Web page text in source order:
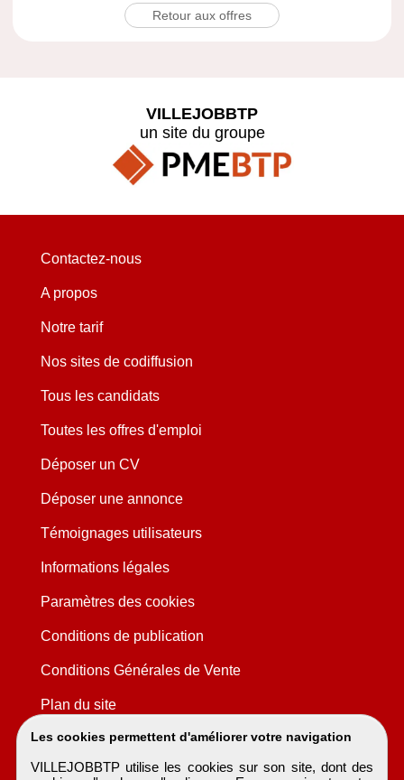
Retour aux offres
Les cookies permettent d'améliorer votre navigation
VILLEJOBBTP utilise les cookies sur son site, dont des
VILLEJOBBTP
un site du groupe
Contactez-nous
A propos
Notre tarif
Nos sites de codiffusion
Tous les candidats
Toutes les offres d'emploi
Déposer un CV
Déposer une annonce
Témoignages utilisateurs
Informations légales
Paramètres des cookies
Conditions de publication
Conditions Générales de Vente
Plan du site